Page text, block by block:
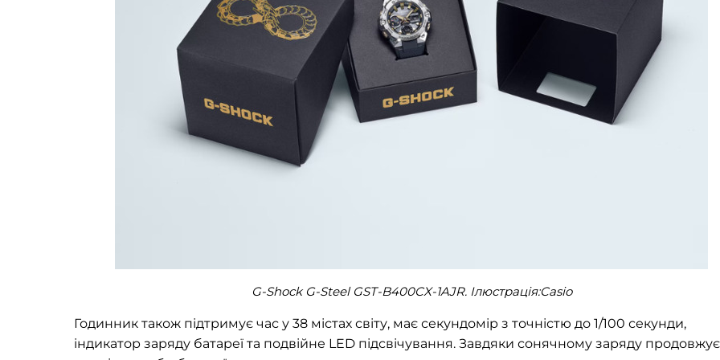
G-Shock G-Steel GST-B400CX-1AJR. Ілюстрація:Casio
Годинник також підтримує час у 38 містах світу, має секундомір з точністю до 1/100 секунди,
індикатор заряду батареї та подвійне LED підсвічування. Завдяки сонячному заряду